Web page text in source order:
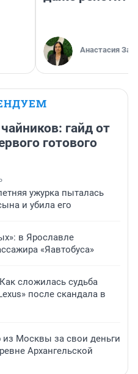
Анастасия
гайд от
готового
ужурка пыталась
и убила его
в Ярославле
«Яавтобуса»
сложилась судьба
после скандала в
из Москвы за свои деньги
Архангельской